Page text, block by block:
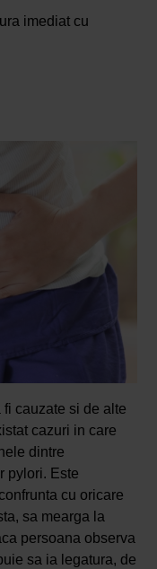
imediat cu
cauzate si de alte
cazuri in care
dintre
pylori. Este
cu oricare
sa mearga la
persoana observa
sa ia legatura, de